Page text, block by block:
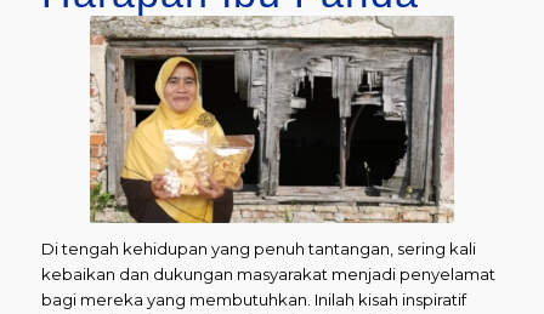
Di tengah kehidupan yang penuh tantangan, sering kali
kebaikan dan dukungan masyarakat menjadi penyelamat
bagi mereka yang membutuhkan. Inilah kisah inspiratif